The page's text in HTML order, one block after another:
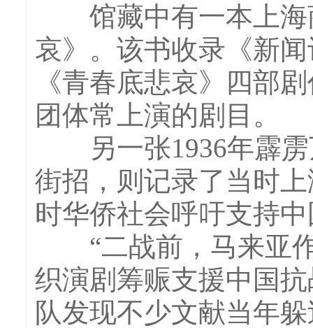
馆藏中有一本上海
哀》。该书收录《新
《青春底悲哀》四部
团体常上演的剧目。
另一张1936年霹雳
街招，则记录了当时
时华侨社会呼吁支持
“二战前，马来亚作
织演剧筹赈支援中国
队发现不少文献当年